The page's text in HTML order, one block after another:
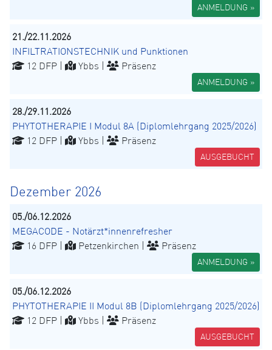
ANMELDUNG »
21./22.11.2026
INFILTRATIONSTECHNIK und Punktionen
12 DFP |
Ybbs | Präsenz
ANMELDUNG »
28./29.11.2026
PHYTOTHERAPIE I Modul 8A (Diplomlehrgang 2025/2026)
12 DFP |
Ybbs | Präsenz
AUSGEBUCHT
Dezember 2026
05./06.12.2026
MEGACODE - Notärzt*innenrefresher
16 DFP |
Petzenkirchen | Präsenz
ANMELDUNG »
05./06.12.2026
PHYTOTHERAPIE II Modul 8B (Diplomlehrgang 2025/2026)
12 DFP |
Ybbs | Präsenz
AUSGEBUCHT